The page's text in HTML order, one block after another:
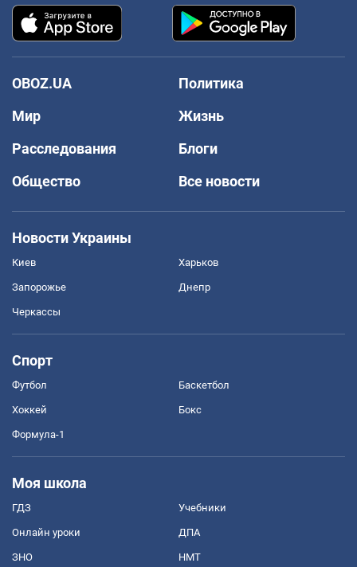
OBOZ.UA
Политика
Мир
Жизнь
Расследования
Блоги
Общество
Все новости
Новости Украины
Киев Харьков
Запорожье Днепр
Черкассы
Спорт
Футбол Баскетбол
Хоккей Бокс
Формула-1
Моя школа
ГДЗ Учебники
Онлайн уроки ДПА
ЗНО НМТ